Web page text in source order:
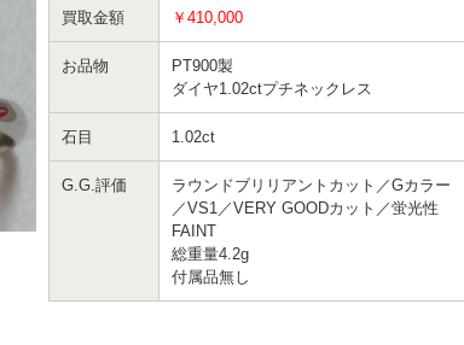
買取金額 ￥410,000
お品物
PT900製
ダイヤ1.02ctプチネックレス
石目 1.02ct
G.G.評価
ラウンドブリリアントカット／Gカラー
／VS1／VERY GOODカット／蛍光性
FAINT
総重量4.2g
付属品無し